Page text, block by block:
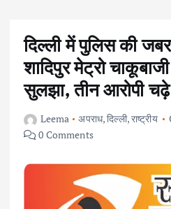
दिल्ली में पुलिस की
शादिपुर मेट्रो
सुलझा, तीन आरोपी
Leema अपराध,दिल्ली,राष्ट्रीय
0 Comments